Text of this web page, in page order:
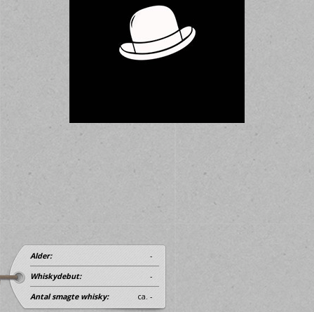
Alder: -
Whiskydebut: -
Antal smagte whisky: ca. -